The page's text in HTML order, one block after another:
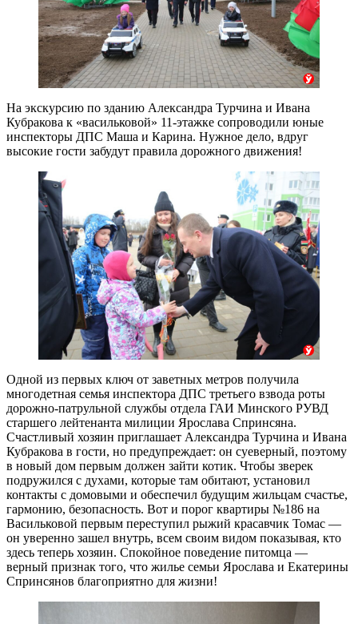
На экскурсию по зданию Александра Турчина и Ивана
Кубракова к «васильковой» 11-этажке сопроводили юные
инспекторы ДПС Маша и Карина. Нужное дело, вдруг
высокие гости забудут правила дорожного движения!
Одной из первых ключ от заветных метров получила
многодетная семья инспектора ДПС третьего взвода роты
дорожно-патрульной службы отдела ГАИ Минского РУВД
старшего лейтенанта милиции Ярослава Спринсяна.
Счастливый хозяин приглашает Александра Турчина и Ивана
Кубракова в гости, но предупреждает: он суеверный, поэтому
в новый дом первым должен зайти котик. Чтобы зверек
подружился с духами, которые там обитают, установил
контакты с домовыми и обеспечил будущим жильцам счастье,
гармонию, безопасность. Вот и порог квартиры №186 на
Васильковой первым переступил рыжий красавчик Томас —
он уверенно зашел внутрь, всем своим видом показывая, кто
здесь теперь хозяин. Спокойное поведение питомца —
верный признак того, что жилье семьи Ярослава и Екатерины
Спринсянов благоприятно для жизни!